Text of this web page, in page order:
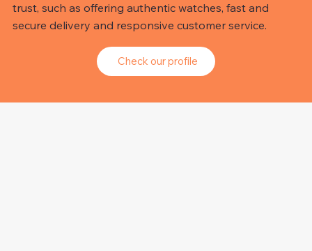
trust, such as offering authentic watches, fast and
secure delivery and responsive customer service.
Check our profile